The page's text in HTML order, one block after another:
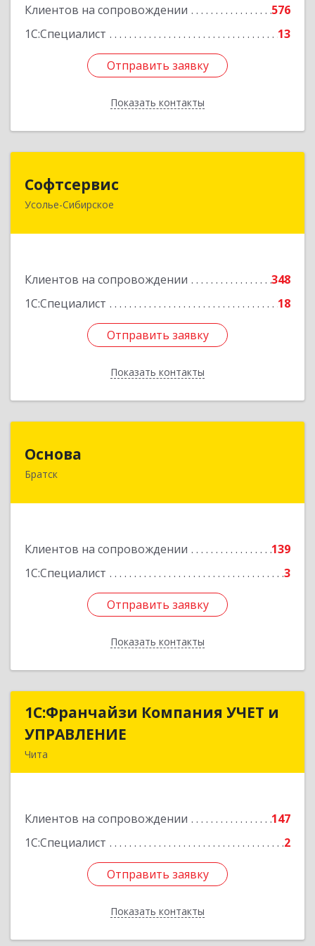
Клиентов на сопровождении
576
1С:Специалист
13
Отправить заявку
Показать контакты
Отправить заявку
Назад
Софтсервис
Усолье-Сибирское
Клиентов на сопровождении
348
1С:Специалист
18
Отправить заявку
Показать контакты
665451, Иркутская обл, Усолье-Сибирское г,
Отправить заявку
Назад
Основа
Братск
Клиентов на сопровождении
139
1С:Специалист
3
Отправить заявку
Показать контакты
Отправить заявку
Назад
1С:Франчайзи Компания УЧЕТ и
УПРАВЛЕНИЕ
Чита
Клиентов на сопровождении
147
1С:Специалист
2
Отправить заявку
Показать контакты
1С:Франчайзи Компания УЧЕТ и
Подробнее
Отправить заявку
Назад